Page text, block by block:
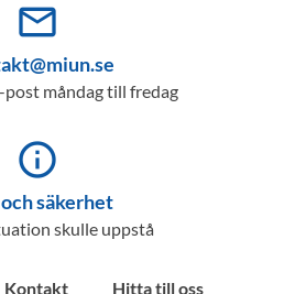
mail_outline
post måndag till fredag
info_outline
säkerhet
skulle uppstå
Kontakt Hitta till oss